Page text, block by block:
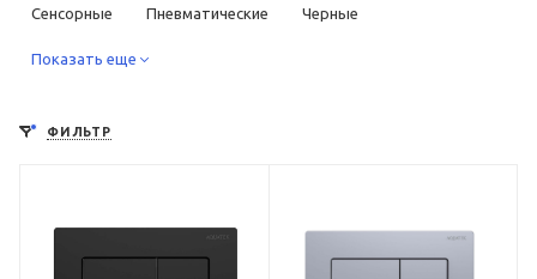
Сенсорные Пневматические Черные
Под золото
Показать еще
ФИЛЬТР